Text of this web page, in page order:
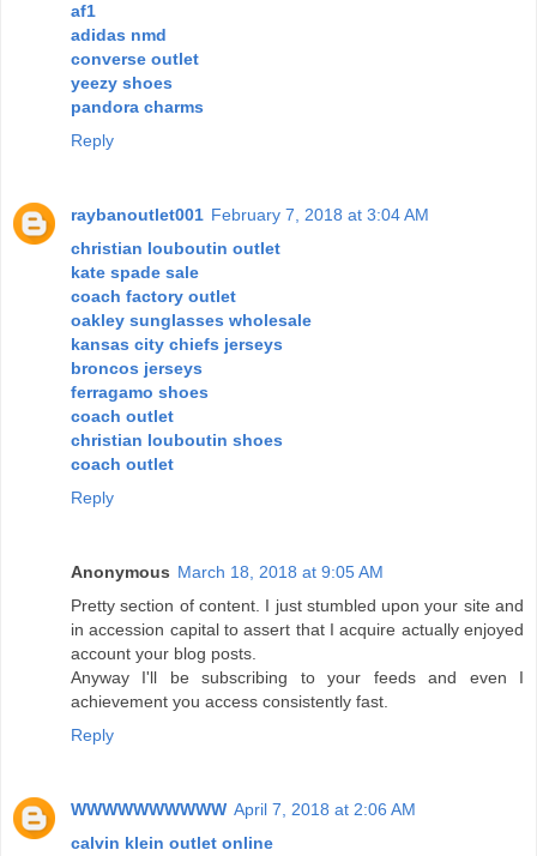
af1
adidas nmd
converse outlet
yeezy shoes
pandora charms
Reply
raybanoutlet001 February 7, 2018 at 3:04 AM
christian louboutin outlet
kate spade sale
coach factory outlet
oakley sunglasses wholesale
kansas city chiefs jerseys
broncos jerseys
ferragamo shoes
coach outlet
christian louboutin shoes
coach outlet
Reply
Anonymous March 18, 2018 at 9:05 AM
Pretty section of content. I just stumbled upon your site and
in accession capital to assert that I acquire actually enjoyed
account your blog posts.
Anyway I'll be subscribing to your feeds and even I
achievement you access consistently fast.
Reply
WWWWWWWWWW April 7, 2018 at 2:06 AM
calvin klein outlet online